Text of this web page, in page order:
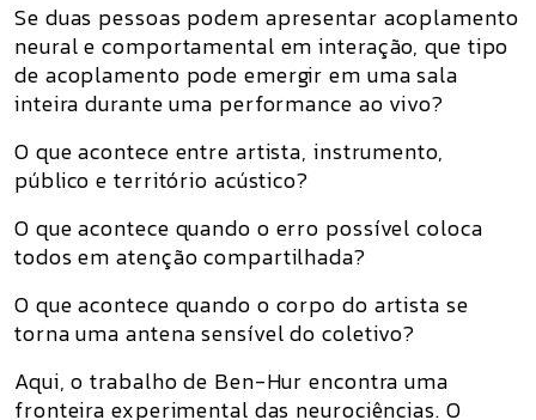
Se duas pessoas podem apresentar acoplamento
neural e comportamental em interação, que tipo
de acoplamento pode emergir em uma sala
inteira durante uma performance ao vivo?
O que acontece entre artista, instrumento,
público e território acústico?
O que acontece quando o erro possível coloca
todos em atenção compartilhada?
O que acontece quando o corpo do artista se
torna uma antena sensível do coletivo?
Aqui, o trabalho de Ben-Hur encontra uma
fronteira experimental das neurociências. O